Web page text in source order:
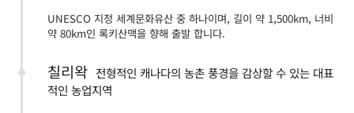
UNESCO 지정 세계문화유산 중 하나이며, 길이 약 1,500km, 너비
약 80km인 록키산맥을 향해 출발 합니다.
칠리왁 전형적인 캐나다의 농촌 풍경을 감상할 수 있는 대표
적인 농업지역